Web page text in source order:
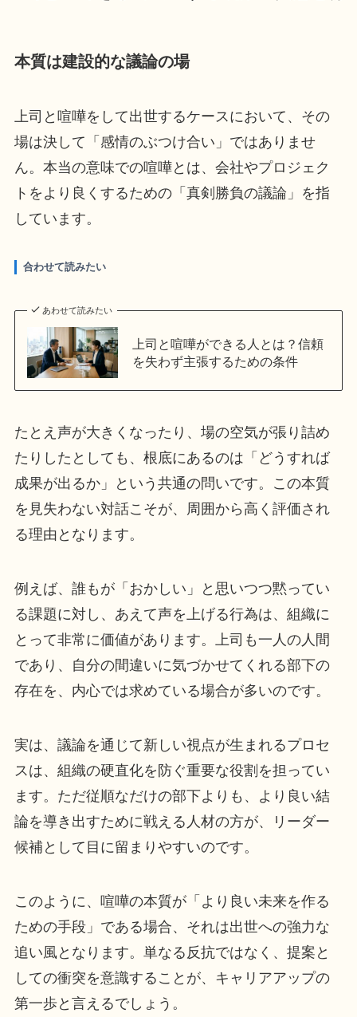
本質は建設的な議論の場
上司と喧嘩をして出世するケースにおいて、その
場は決して「感情のぶつけ合い」ではありませ
ん。本当の意味での喧嘩とは、会社やプロジェク
トをより良くするための「真剣勝負の議論」を指
しています。
合わせて読みたい
あわせて読みたい
上司と喧嘩ができる人とは？信頼
を失わず主張するための条件
たとえ声が大きくなったり、場の空気が張り詰め
たりしたとしても、根底にあるのは「どうすれば
成果が出るか」という共通の問いです。この本質
を見失わない対話こそが、周囲から高く評価され
る理由となります。
例えば、誰もが「おかしい」と思いつつ黙ってい
る課題に対し、あえて声を上げる行為は、組織に
とって非常に価値があります。上司も一人の人間
であり、自分の間違いに気づかせてくれる部下の
存在を、内心では求めている場合が多いのです。
実は、議論を通じて新しい視点が生まれるプロセ
スは、組織の硬直化を防ぐ重要な役割を担ってい
ます。ただ従順なだけの部下よりも、より良い結
論を導き出すために戦える人材の方が、リーダー
候補として目に留まりやすいのです。
このように、喧嘩の本質が「より良い未来を作る
ための手段」である場合、それは出世への強力な
追い風となります。単なる反抗ではなく、提案と
しての衝突を意識することが、キャリアアップの
第一歩と言えるでしょう。